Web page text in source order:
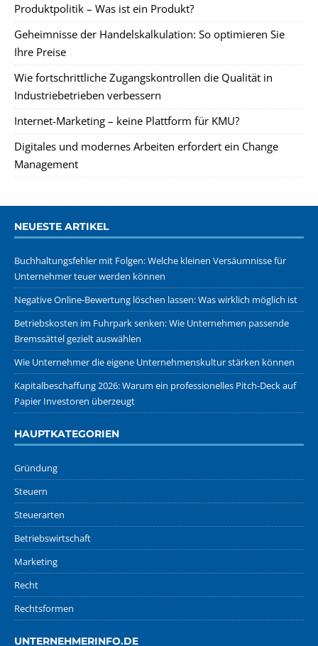
Produktpolitik – Was ist ein Produkt?
Geheimnisse der Handelskalkulation: So optimieren Sie
Ihre Preise
Wie fortschrittliche Zugangskontrollen die Qualität in
Industriebetrieben verbessern
Internet-Marketing – keine Plattform für KMU?
Digitales und modernes Arbeiten erfordert ein Change
Management
NEUESTE ARTIKEL
Buchhaltungsfehler mit Folgen: Welche kleinen Versäumnisse für
Unternehmer teuer werden können
Negative Online-Bewertung löschen lassen: Was wirklich möglich ist
Betriebskosten im Fuhrpark senken: Wie Unternehmen passende
Bremssättel gezielt auswählen
Wie Unternehmer die eigene Unternehmenskultur stärken können
Kapitalbeschaffung 2026: Warum ein professionelles Pitch-Deck auf
Papier Investoren überzeugt
HAUPTKATEGORIEN
Gründung
Steuern
Steuerarten
Betriebswirtschaft
Marketing
Recht
Rechtsformen
UNTERNEHMERINFO.DE